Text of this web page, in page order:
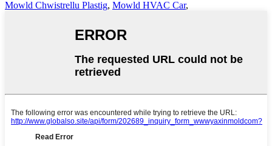
Mowld Chwistrellu Plastig, Mowld HVAC Car,